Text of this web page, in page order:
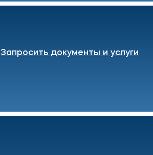
Запросить документы и услуги